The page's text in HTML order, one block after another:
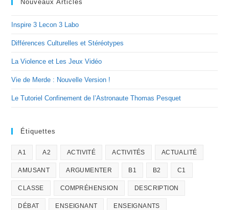
Nouveaux Articles
Inspire 3 Lecon 3 Labo
Différences Culturelles et Stéréotypes
La Violence et Les Jeux Vidéo
Vie de Merde : Nouvelle Version !
Le Tutoriel Confinement de l’Astronaute Thomas Pesquet
Étiquettes
A1 A2 ACTIVITÉ ACTIVITÉS ACTUALITÉ
AMUSANT ARGUMENTER B1 B2 C1
CLASSE COMPRÉHENSION DESCRIPTION
DÉBAT ENSEIGNANT ENSEIGNANTS